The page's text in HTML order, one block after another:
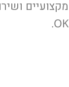
מקצועיים
OK.